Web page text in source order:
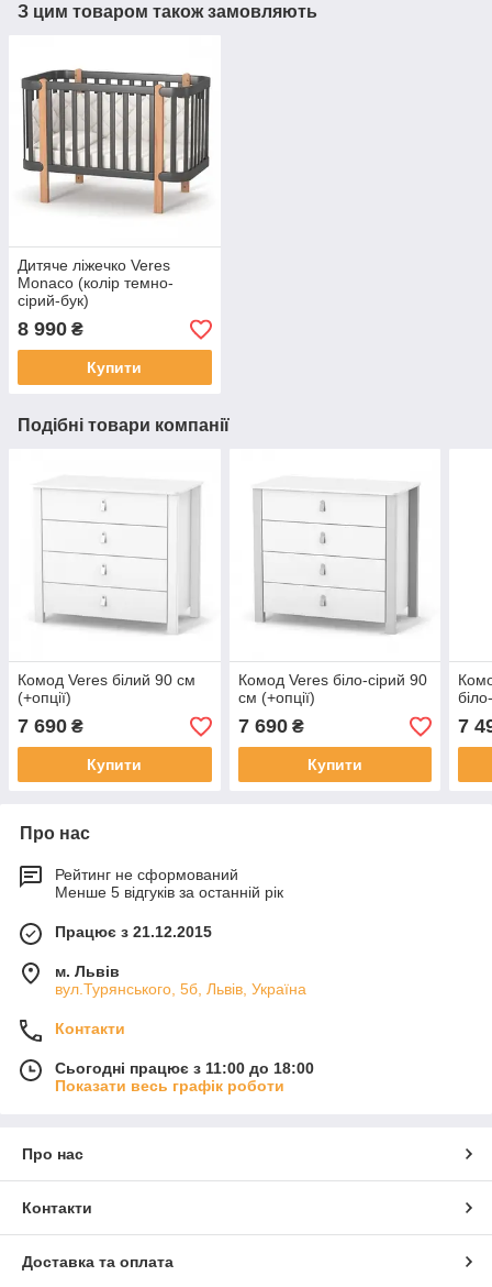
З цим товаром також замовляють
Дитяче ліжечко Veres
Monaco (колір темно-
сірий-бук)
8 990 ₴
Купити
Подібні товари компанії
Комод Veres білий 90 см
(+опції)
7 690 ₴
Купити
Комод Veres біло-сірий 90
см (+опції)
7 690₴
Купити
7
Про нас
Рейтинг не сформований
Менше 5 відгуків за останній рік
Працює з 21.12.2015
м. Львів
вул.Турянського, 5б, Львів, Україна
Контакти
Сьогодні працює з 11:00 до 18:00
Показати весь графік роботи
Про нас
Контакти
Доставка та оплата